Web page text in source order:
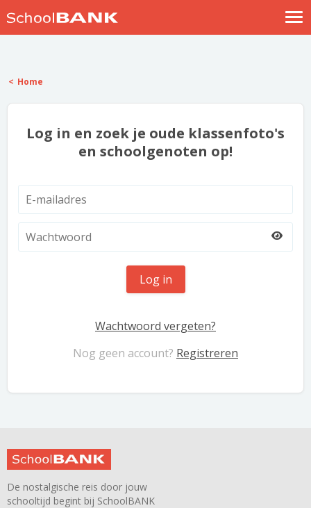
Help
Home
Log in en zoek je oude klassenfoto's
en schoolgenoten op!
Log in
Wachtwoord vergeten?
Nog geen account? Registreren
De nostalgische reis door jouw
schooltijd begint bij SchoolBANK